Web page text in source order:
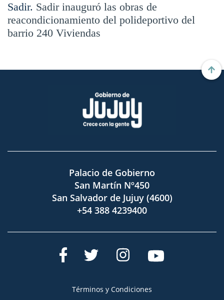
Sadir. Sadir inauguró las obras de
reacondicionamiento del polideportivo del
barrio 240 Viviendas
Palacio de Gobierno
San Martín Nº450
San Salvador de Jujuy (4600)
+54 388 4239400
Términos y Condiciones